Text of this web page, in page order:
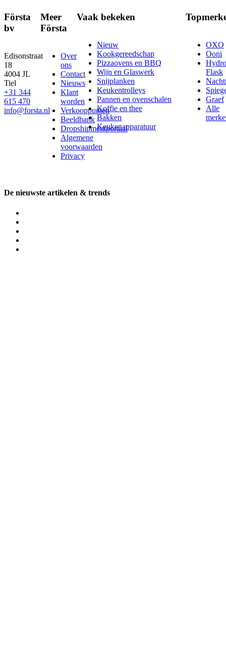
Första
bv
Edisonstraat
18
4004 JL
Tiel
+31 344
615 470
info@forsta.nl
Meer
Första
Over
ons
Contact
Nieuws
Klant
worden
Verkooppunten
Beeldbank
Dropshipmentportaal
Algemene
voorwaarden
Privacy
Vaak bekeken
Nieuw
Kookgereedschap
Pizzaovens en BBQ
Wijn en Glaswerk
Snijplanken
Keukentrolleys
Pannen en ovenschalen
Koffie en thee
Bakken
Keukenapparatuur
OXO
Ooni
Hydro
Flask
Graef
Alle
De nieuwste artikelen & trends